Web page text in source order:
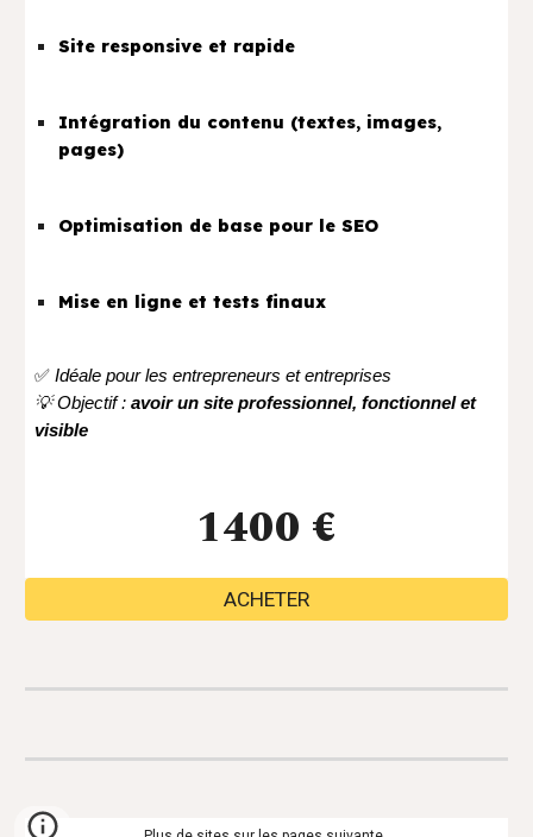
Site responsive et rapide
Intégration du contenu (textes, images,
pages)
Optimisation de base pour le SEO
Mise en ligne et tests finaux
✅Idéale pour les entrepreneurs et entreprises
💡 Objectif :avoir un site professionnel, fonctionnel et
visible
1400 €
ACHETER